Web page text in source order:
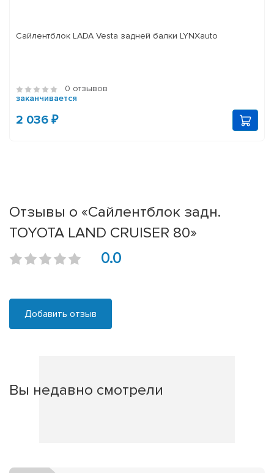
Сайлентблок LADA Vesta задней балки LYNXauto
0 отзывов
заканчивается
2 036 ₽
Отзывы о «Сайлентблок задн.
TOYOTA LAND CRUISER 80»
0.0
Добавить отзыв
Вы недавно смотрели